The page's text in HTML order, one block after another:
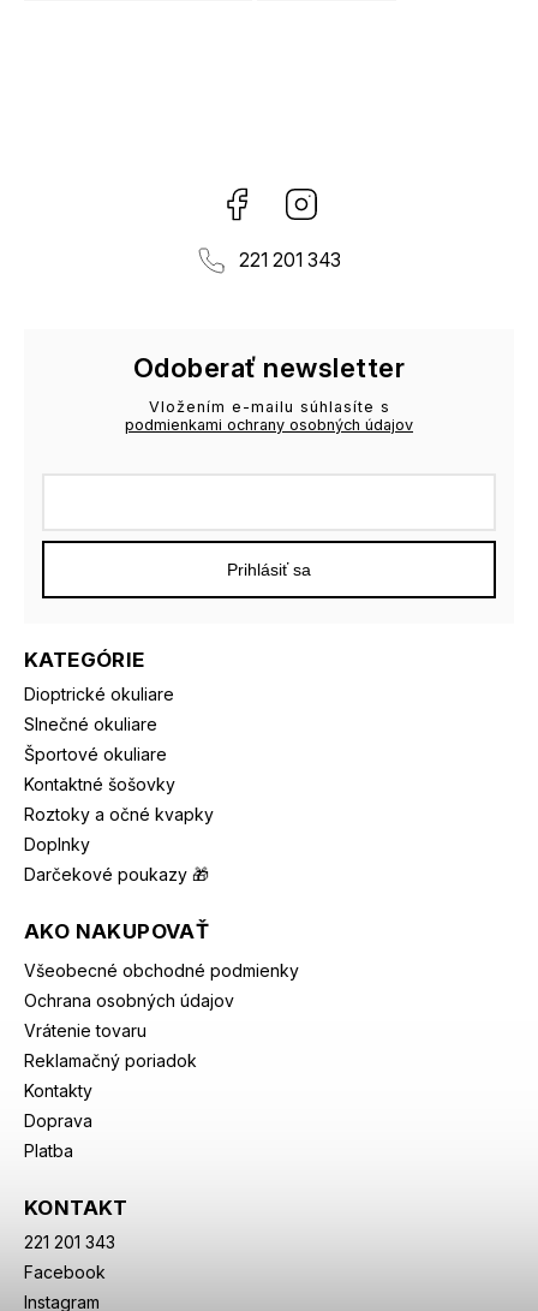
Facebook
221 201 343
KATEGÓRIE
Dioptrické okuliare
Slnečné okuliare
Športové okuliare
Kontaktné šošovky
Roztoky a očné kvapky
Doplnky
Darčekové poukazy 🎁
AKO NAKUPOVAŤ
Všeobecné obchodné podmienky
Ochrana osobných údajov
Vrátenie tovaru
Reklamačný poriadok
Kontakty
Doprava
Platba
KONTAKT
221 201 343
Facebook
Instagram
Odoberať newsletter
Vložením e-mailu súhlasíte s
podmienkami ochrany osobných údajov
Prihlásiť sa